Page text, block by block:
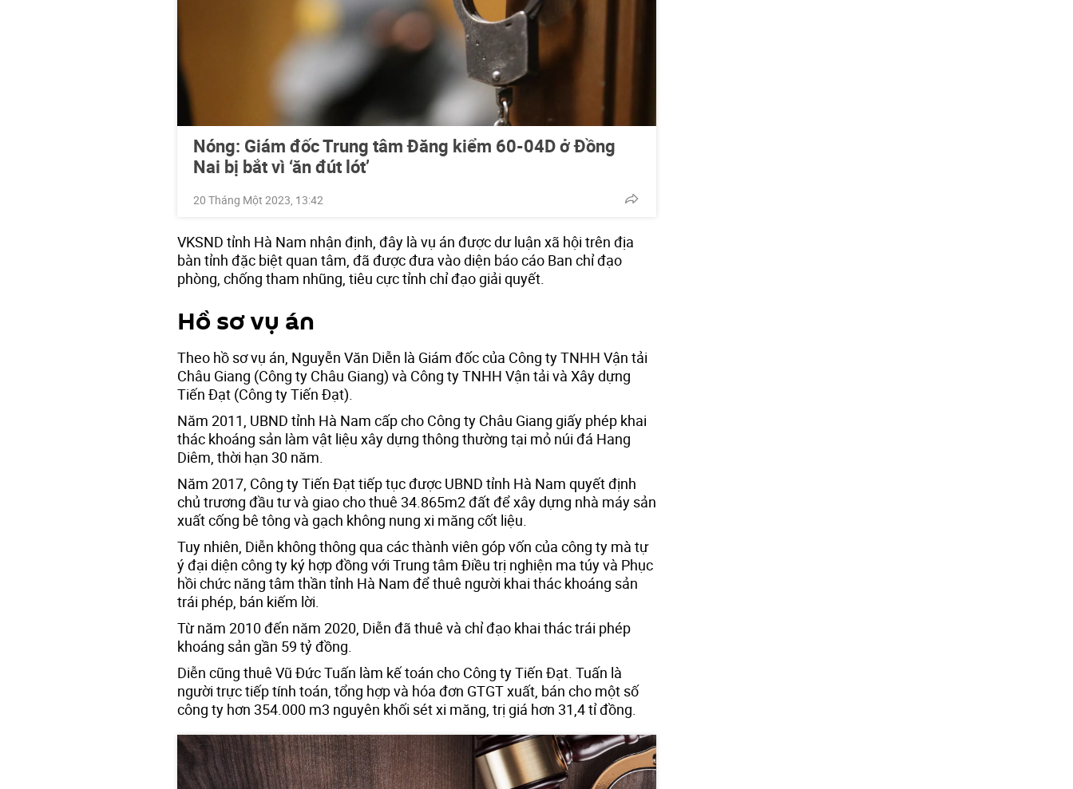
Nóng: Giám đốc Trung tâm Đăng kiểm 60-04D ở Đồng
Nai bị bắt vì ‘ăn đút lót’
20 Tháng Một 2023, 13:42
VKSND tỉnh Hà Nam nhận định, đây là vụ án được dư luận xã hội trên địa
bàn tỉnh đặc biệt quan tâm, đã được đưa vào diện báo cáo Ban chỉ đạo
phòng, chống tham nhũng, tiêu cực tỉnh chỉ đạo giải quyết.
Hồ sơ vụ án
Theo hồ sơ vụ án, Nguyễn Văn Diễn là Giám đốc của Công ty TNHH Vận tải
Châu Giang (Công ty Châu Giang) và Công ty TNHH Vận tải và Xây dựng
Tiến Đạt (Công ty Tiến Đạt).
Năm 2011, UBND tỉnh Hà Nam cấp cho Công ty Châu Giang giấy phép khai
thác khoáng sản làm vật liệu xây dựng thông thường tại mỏ núi đá Hang
Diêm, thời hạn 30 năm.
Năm 2017, Công ty Tiến Đạt tiếp tục được UBND tỉnh Hà Nam quyết định
chủ trương đầu tư và giao cho thuê 34.865m2 đất để xây dựng nhà máy sản
xuất cống bê tông và gạch không nung xi măng cốt liệu.
Tuy nhiên, Diễn không thông qua các thành viên góp vốn của công ty mà tự
ý đại diện công ty ký hợp đồng với Trung tâm Điều trị nghiện ma túy và Phục
hồi chức năng tâm thần tỉnh Hà Nam để thuê người khai thác khoáng sản
trái phép, bán kiếm lời.
Từ năm 2010 đến năm 2020, Diễn đã thuê và chỉ đạo khai thác trái phép
khoáng sản gần 59 tỷ đồng.
Diễn cũng thuê Vũ Đức Tuấn làm kế toán cho Công ty Tiến Đạt. Tuấn là
người trực tiếp tính toán, tổng hợp và hóa đơn GTGT xuất, bán cho một số
công ty hơn 354.000 m3 nguyên khối sét xi măng, trị giá hơn 31,4 tỉ đồng.